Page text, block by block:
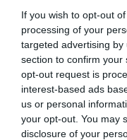
If you wish to opt-out
processing of your
targeted advertising
section to confirm your
opt-out request is
interest-based ads
us or personal
your opt-out. You may
disclosure of your
Kötények
HAPPY BIRTHDAY
MINTÁS VICCES